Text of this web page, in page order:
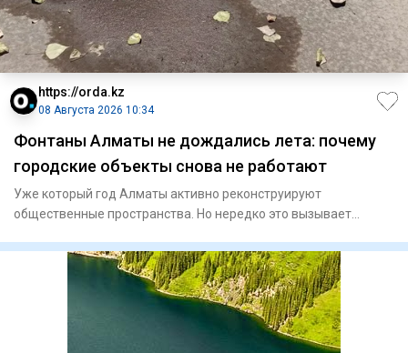
https://orda.kz
08 Августа 2026 10:34
Фонтаны Алматы не дождались лета: почему
городские объекты снова не работают
Уже который год Алматы активно реконструируют
общественные пространства. Но нередко это вызывает